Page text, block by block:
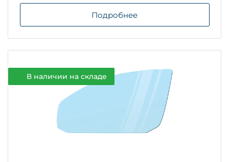
Подробнее
В наличии на складе